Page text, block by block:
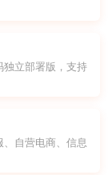
独立部署版，支持
、自营电商、信息